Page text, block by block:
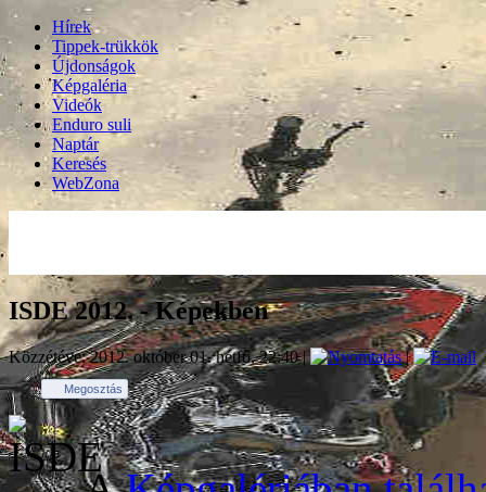
Hírek
Tippek-trükkök
Újdonságok
Képgaléria
Videók
Enduro suli
Naptár
Keresés
WebZona
ISDE 2012. - Képekben
Közzétéve: 2012. október 01. hétfő, 22:40| |
Megosztás